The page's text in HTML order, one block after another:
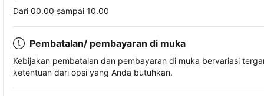
Dari 00.00 sampai 10.00
Pembatalan/ pembayaran di muka
Kebijakan pembatalan dan pembayaran di muka bervariasi
ketentuan dari opsi yang Anda butuhkan.